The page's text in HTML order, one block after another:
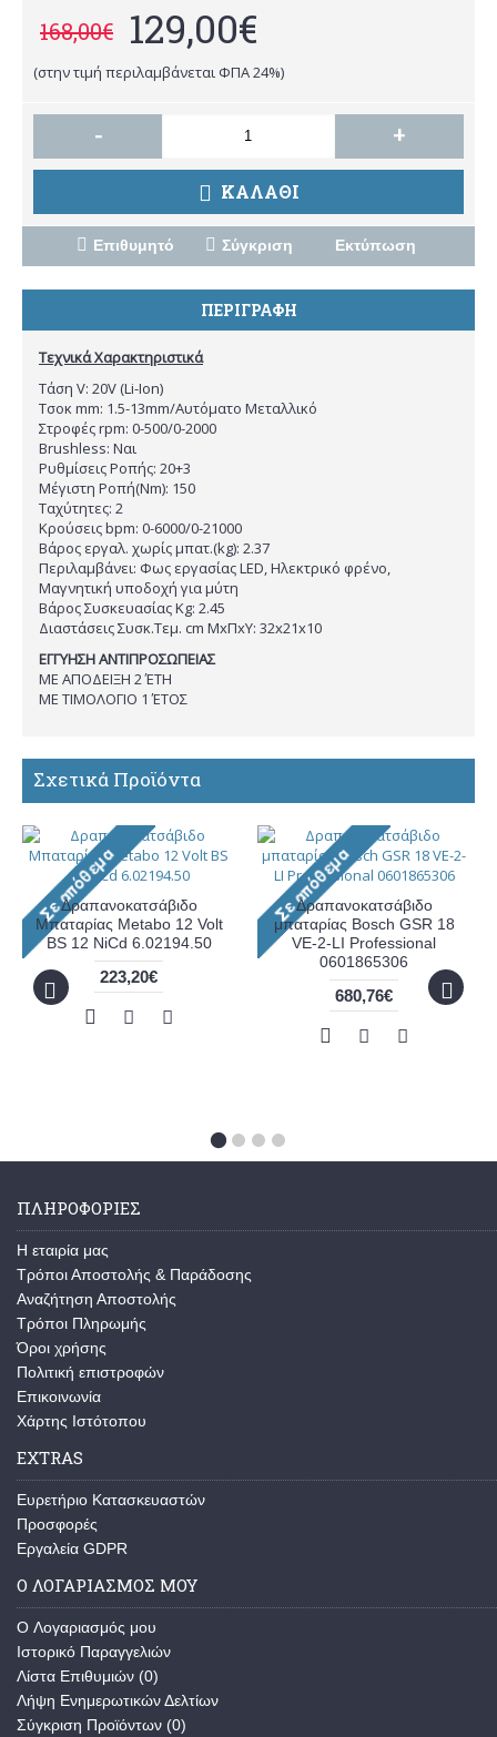
168,00€ 129,00€
(στην τιμή περιλαμβάνεται ΦΠΑ 24%)
- +
ΚΑΛΆΘΙ
Επιθυμητό Σύγκριση Εκτύπωση
ΠΕΡΙΓΡΑΦΉ
Τεχνικά Χαρακτηριστικά
Τάση V: 20V (Li-Ion)
Τσοκ mm: 1.5-13mm/Αυτόματο Μεταλλικό
Στροφές rpm: 0-500/0-2000
Brushless: Ναι
Ρυθμίσεις Ροπής: 20+3
Μέγιστη Ροπή(Nm): 150
Ταχύτητες: 2
Κρούσεις bpm: 0-6000/0-21000
Βάρος εργαλ. χωρίς μπατ.(kg): 2.37
Περιλαμβάνει: Φως εργασίας LED, Ηλεκτρικό φρένο,
Μαγνητική υποδοχή για μύτη
Βάρος Συσκευασίας Kg: 2.45
Διαστάσεις Συσκ.Τεμ. cm ΜxΠxΥ: 32x21x10
ΕΓΓΥΗΣΗ ΑΝΤΙΠΡΟΣΩΠΕΙΑΣ
ΜΕ ΑΠΟΔΕΙΞΗ 2 ΈΤΗ
ΜΕ ΤΙΜΟΛΟΓΙΟ 1 ΈΤΟΣ
Σχετικά Προϊόντα
Δραπανοκατσάβιδο
Μπαταρίας Metabo 12 Volt
BS 12 NiCd 6.02194.50
223,20€
Δραπανοκατσάβιδο
μπαταρίας Bosch GSR 18
VE-2-LI Professional
0601865306
680,76€
ΠΛΗΡΟΦΟΡΊΕΣ
Η εταιρία μας
Τρόποι Αποστολής & Παράδοσης
Αναζήτηση Αποστολής
Τρόποι Πληρωμής
Όροι χρήσης
Πολιτική επιστροφών
Επικοινωνία
Χάρτης Ιστότοπου
EXTRAS
Ευρετήριο Κατασκευαστών
Προσφορές
Εργαλεία GDPR
Ο ΛΟΓΑΡΙΑΣΜΌΣ ΜΟΥ
O Λογαριασμός μου
Ιστορικό Παραγγελιών
Λίστα Επιθυμιών (0)
Λήψη Ενημερωτικών Δελτίων
Σύγκριση Προϊόντων (0)